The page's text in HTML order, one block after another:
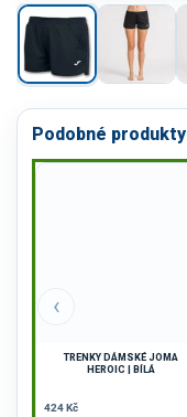
Podobné produkty
‹
TRENKY DÁMSKÉ JOMA
HEROIC | BÍLÁ
424 Kč